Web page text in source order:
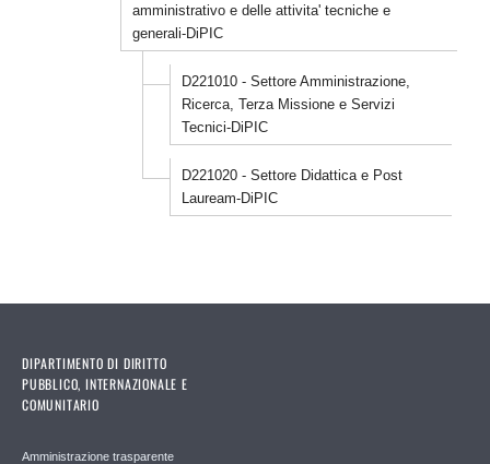
amministrativo e delle attivita' tecniche e
generali-DiPIC
D221010 - Settore Amministrazione,
Ricerca, Terza Missione e Servizi
Tecnici-DiPIC
D221020 - Settore Didattica e Post
Lauream-DiPIC
DIPARTIMENTO DI DIRITTO
PUBBLICO, INTERNAZIONALE E
COMUNITARIO
Amministrazione trasparente